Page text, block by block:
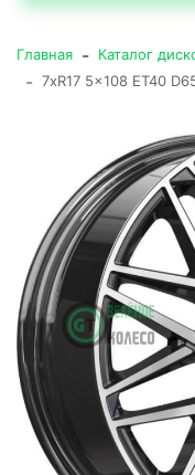
Главная - Каталог
- 7xR17 5x108 ET40